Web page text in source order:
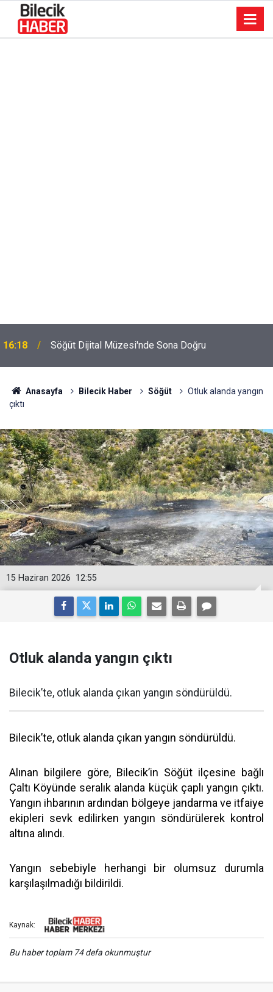
16:18 Söğüt Dijital Müzesi'nde Sona Doğru
Anasayfa Bilecik Haber Söğüt
Otluk alanda yangın
çıktı
12:55
15 Haziran 2026
Otluk alanda yangın çıktı
Bilecik’te, otluk alanda çıkan yangın söndürüldü.
Bilecik’te, otluk alanda çıkan yangın söndürüldü.
Alınan bilgilere göre, Bilecik’in Söğüt ilçesine bağlı
Çaltı Köyünde seralık alanda küçük çaplı yangın çıktı.
Yangın ihbarının ardından bölgeye jandarma ve itfaiye
ekipleri sevk edilirken yangın söndürülerek kontrol
altına alındı.
Yangın sebebiyle herhangi bir olumsuz durumla
karşılaşılmadığı bildirildi.
Kaynak:
Bu haber toplam 74 defa okunmuştur